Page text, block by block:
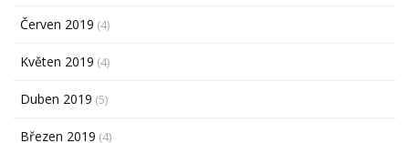
Červen 2019 (4)
Květen 2019 (4)
Duben 2019 (5)
Březen 2019 (4)